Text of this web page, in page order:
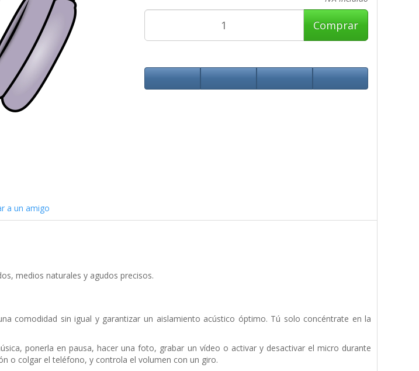
Comprar
a un amigo
medios naturales y agudos precisos.
comodidad sin igual y garantizar un aislamiento acústico óptimo. Tú solo concéntrate en la
ponerla en pausa, hacer una foto, grabar un vídeo o activar y desactivar el micro durante
o colgar el teléfono, y controla el volumen con un giro.